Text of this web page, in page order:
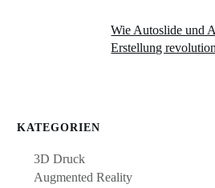
Wie Autoslide und
Erstellung
KATEGORIEN
3D Druck
Augmented Reality